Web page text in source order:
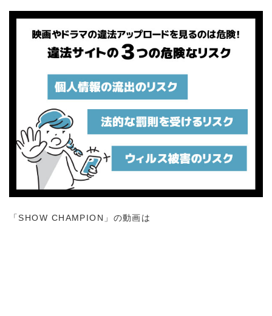
「SHOW CHAMPION」の動画は